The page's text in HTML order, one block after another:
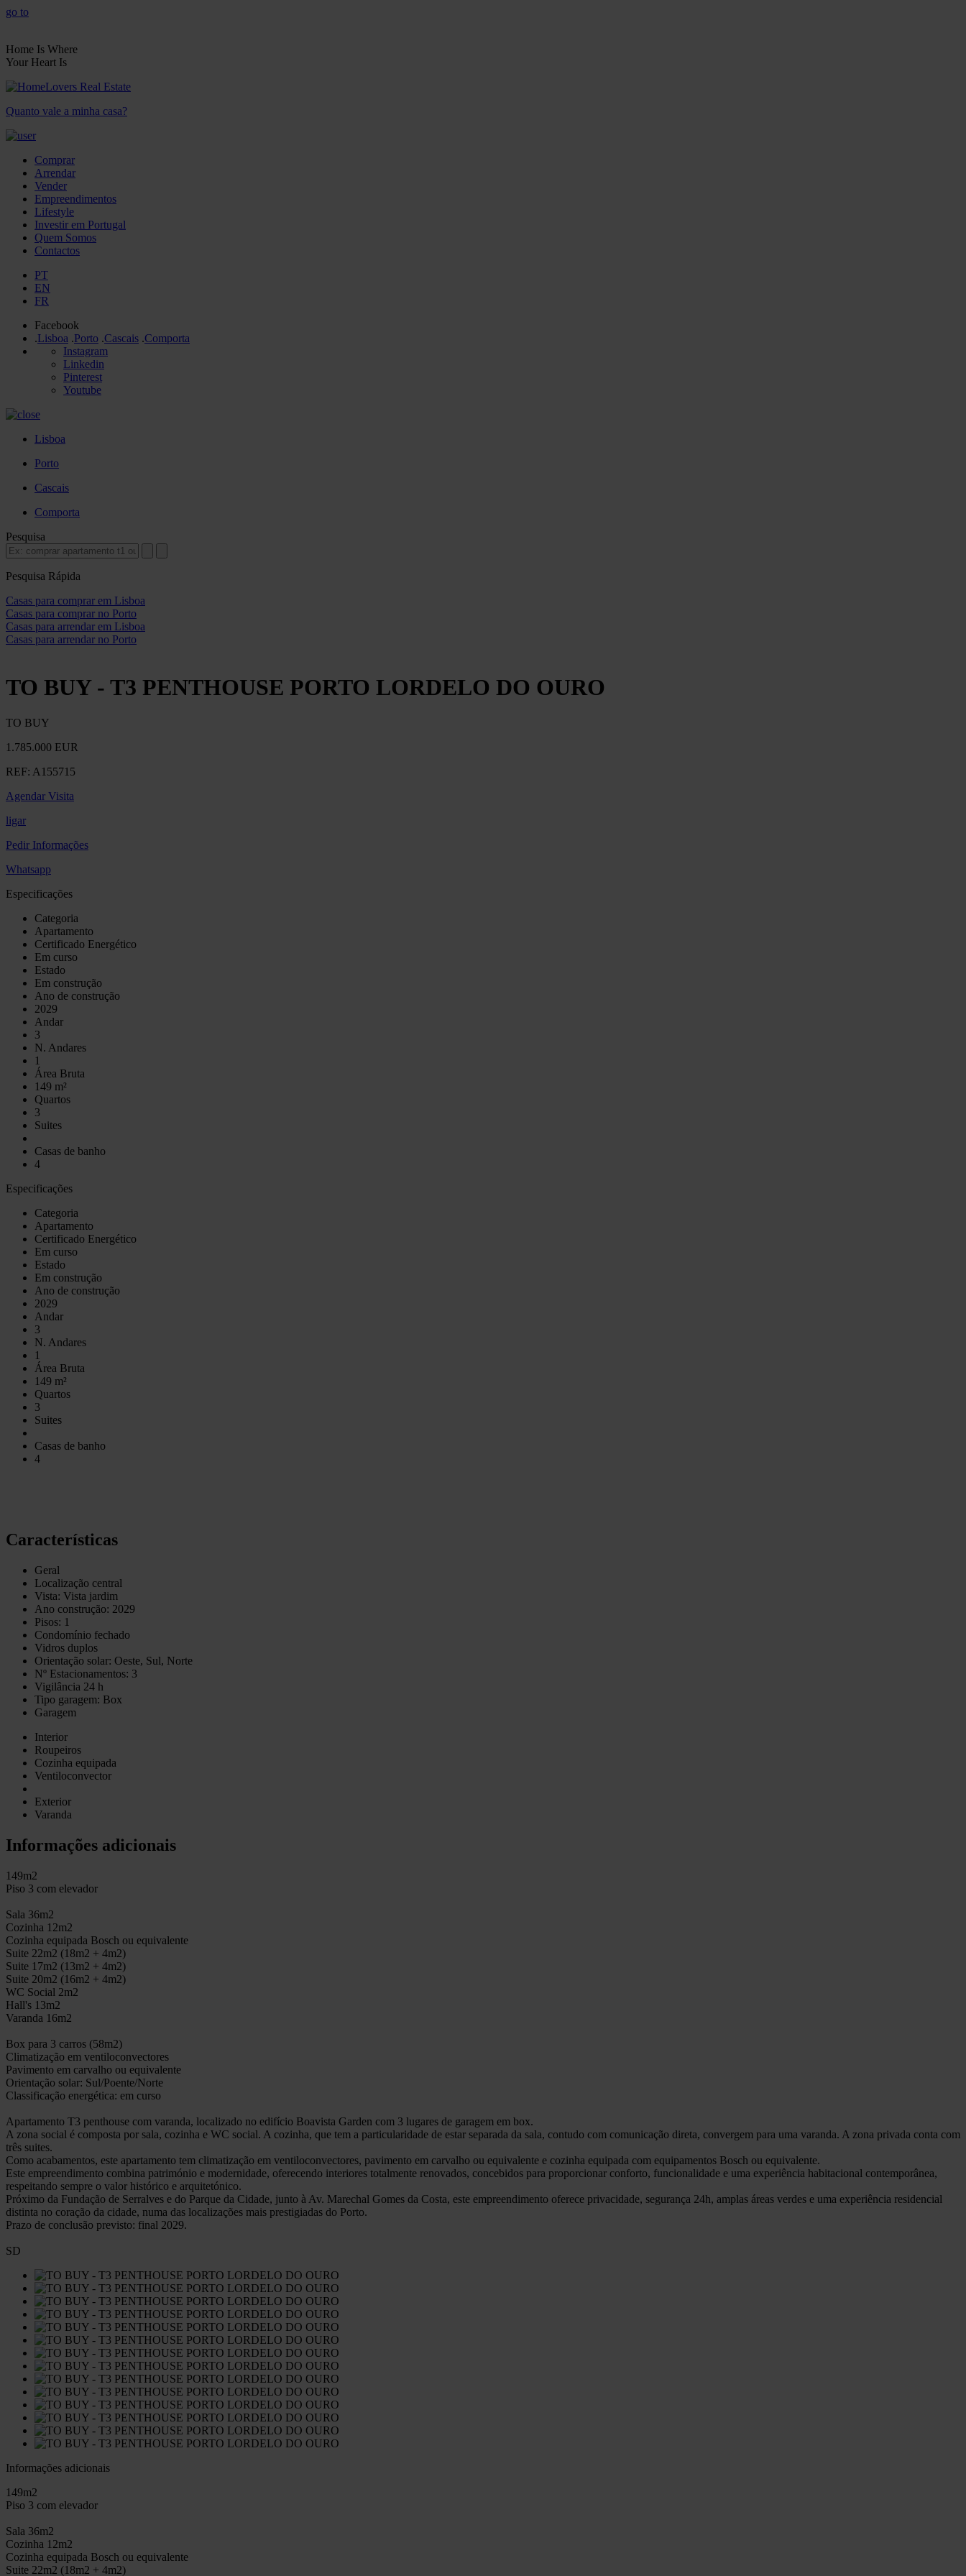
go to
Home Is Where
Your Heart Is
Quanto vale a minha casa?
Comprar
Arrendar
Vender
Empreendimentos
Lifestyle
Investir em Portugal
Quem Somos
Contactos
PT
EN
FR
Facebook
.Lisboa .Porto .Cascais .Comporta
Instagram
Linkedin
Pinterest
Youtube
Lisboa
Porto
Cascais
Comporta
Pesquisa
Pesquisa Rápida
Casas para comprar em Lisboa
Casas para comprar no Porto
Casas para arrendar em Lisboa
Casas para arrendar no Porto
TO BUY - T3 PENTHOUSE PORTO LORDELO DO OURO
TO BUY
1.785.000 EUR
REF: A155715
Agendar Visita
ligar
Pedir Informações
Whatsapp
Especificações
Categoria
Apartamento
Certificado Energético
Em curso
Estado
Em construção
Ano de construção
2029
Andar
3
N. Andares
1
Área Bruta
149 m²
Quartos
3
Suites
Casas de banho
4
Especificações
Categoria
Apartamento
Certificado Energético
Em curso
Estado
Em construção
Ano de construção
2029
Andar
3
N. Andares
1
Área Bruta
149 m²
Quartos
3
Suites
Casas de banho
4
Características
Geral
Localização central
Vista: Vista jardim
Ano construção: 2029
Pisos: 1
Condomínio fechado
Vidros duplos
Orientação solar: Oeste, Sul, Norte
Nº Estacionamentos: 3
Vigilância 24 h
Tipo garagem: Box
Garagem
Interior
Roupeiros
Cozinha equipada
Ventiloconvector
Exterior
Varanda
Informações adicionais
149m2
Piso 3 com elevador
Sala 36m2
Cozinha 12m2
Cozinha equipada Bosch ou equivalente
Suite 22m2 (18m2 + 4m2)
Suite 17m2 (13m2 + 4m2)
Suite 20m2 (16m2 + 4m2)
WC Social 2m2
Hall's 13m2
Varanda 16m2
Box para 3 carros (58m2)
Climatização em ventiloconvectores
Pavimento em carvalho ou equivalente
Orientação solar: Sul/Poente/Norte
Classificação energética: em curso
Apartamento T3 penthouse com varanda, localizado no edifício Boavista Garden com 3 lugares de garagem em box.
A zona social é composta por sala, cozinha e WC social. A cozinha, que tem a particularidade de estar separada da sala, contudo com comunicação direta, convergem para uma varanda. A zona privada conta com
três suites.
Como acabamentos, este apartamento tem climatização em ventiloconvectores, pavimento em carvalho ou equivalente e cozinha equipada com equipamentos Bosch ou equivalente.
Este empreendimento combina património e modernidade, oferecendo interiores totalmente renovados, concebidos para proporcionar conforto, funcionalidade e uma experiência habitacional contemporânea,
respeitando sempre o valor histórico e arquitetónico.
Próximo da Fundação de Serralves e do Parque da Cidade, junto à Av. Marechal Gomes da Costa, este empreendimento oferece privacidade, segurança 24h, amplas áreas verdes e uma experiência residencial
distinta no coração da cidade, numa das localizações mais prestigiadas do Porto.
Prazo de conclusão previsto: final 2029.
SD
Informações adicionais
149m2
Piso 3 com elevador
Sala 36m2
Cozinha 12m2
Cozinha equipada Bosch ou equivalente
Suite 22m2 (18m2 + 4m2)